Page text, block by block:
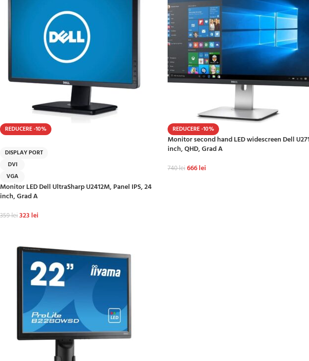
REDUCERE -10%
DISPLAY PORT
DVI
VGA
Monitor LED Dell UltraSharp U2412M, Panel IPS, 24
inch, Grad A
359lei323 lei
REDUCERE -10%
Monitor second hand LED widescreen Dell
inch, QHD, Grad A
740lei666lei